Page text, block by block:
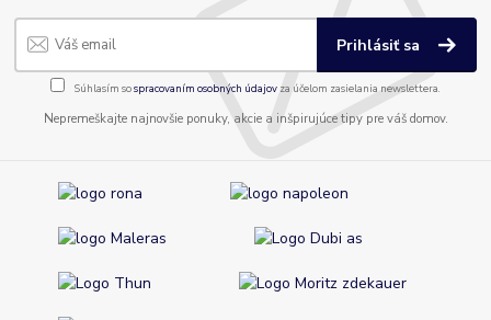
Prihlásiť sa
Súhlasím sospracovaním osobných údajov za účelom zasielania newslettera.
Nepremeškajte najnovšie ponuky, akcie a inšpirujúce tipy pre váš domov.